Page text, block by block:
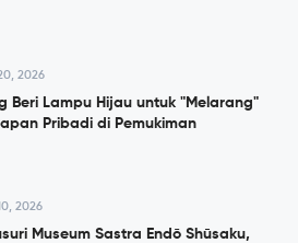
2026
Beri Lampu Hijau untuk "Melarang"
Pribadi di Pemukiman
2026
Museum Sastra Endō Shūsaku,